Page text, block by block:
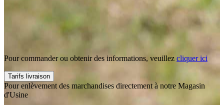
Pour commander ou obtenir des informations, veuillez cliquer ici
Tarifs livraison
Pour enlèvement des marchandises directement à notre Magasin
d'Usine